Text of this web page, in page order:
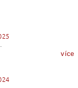
více